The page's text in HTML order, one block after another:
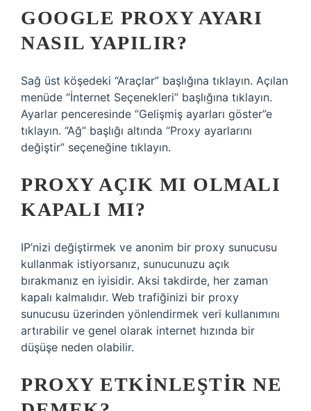
GOOGLE PROXY AYARI
NASIL YAPILIR?
Sağ üst köşedeki “Araçlar” başlığına tıklayın. Açılan
menüde “İnternet Seçenekleri” başlığına tıklayın.
Ayarlar penceresinde “Gelişmiş ayarları göster”e
tıklayın. “Ağ” başlığı altında “Proxy ayarlarını
değiştir” seçeneğine tıklayın.
PROXY AÇIK MI OLMALI
KAPALI MI?
IP’nizi değiştirmek ve anonim bir proxy sunucusu
kullanmak istiyorsanız, sunucunuzu açık
bırakmanız en iyisidir. Aksi takdirde, her zaman
kapalı kalmalıdır. Web trafiğinizi bir proxy
sunucusu üzerinden yönlendirmek veri kullanımını
artırabilir ve genel olarak internet hızında bir
düşüşe neden olabilir.
PROXY ETKINLEŞTIR NE